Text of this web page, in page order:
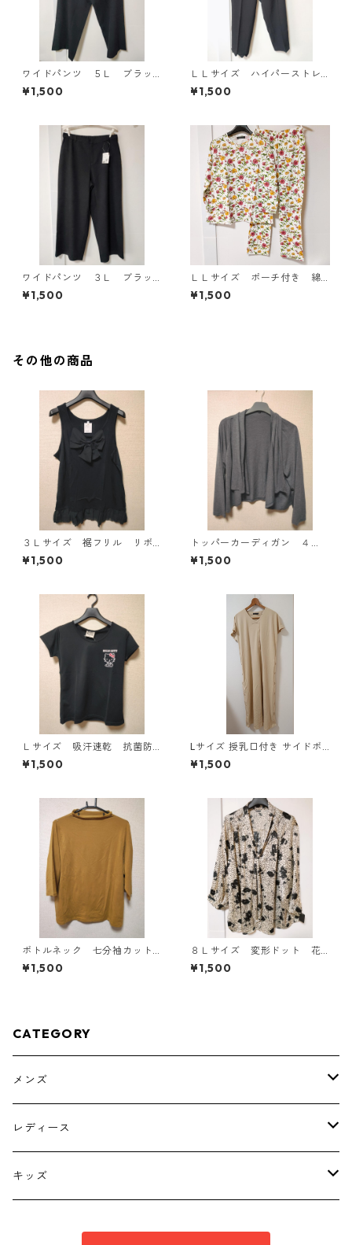
ワイドパンツ ５Ｌ ブラッ
ク KAE-4725
¥1,500
ＬＬサイズ ハイパーストレ
ッチ センタープレスパン
ツ ブラック KAE-4704
¥1,500
ワイドパンツ ３Ｌ ブラッ
ク KAE-4697
¥1,500
ＬＬサイズ ポーチ付き 綿
１００％ 花柄 トラベルパ
ジャマ ホワイト KAE-4578
¥1,500
その他の商品
３Ｌサイズ 裾フリル リボ
ン付きタンクトップ ブラッ
ク KAE-4788
¥1,500
トッパーカーディガン ４
Ｌ グレー KAE-4814
¥1,500
Ｌサイズ 吸汗速乾 抗菌防
臭・消臭 ハローキティ ド
ライメッシュＴシャツ ブラ
¥1,500
Lサイズ 授乳口付き サイドボ
タンデザイン ワンピース マタ
ニティ ベージュ ◆KIY-1303
¥1,500
ボトルネック 七分袖カット
ソー ４Ｌ マスタード KA
E-4817
¥1,500
８Ｌサイズ 変形ドット 花
柄 ボウタイブラウス オフ
ホワイト KAE-4769
¥1,500
CATEGORY
メンズ
トップス
ボトムス
レディース
トップス
キッズ